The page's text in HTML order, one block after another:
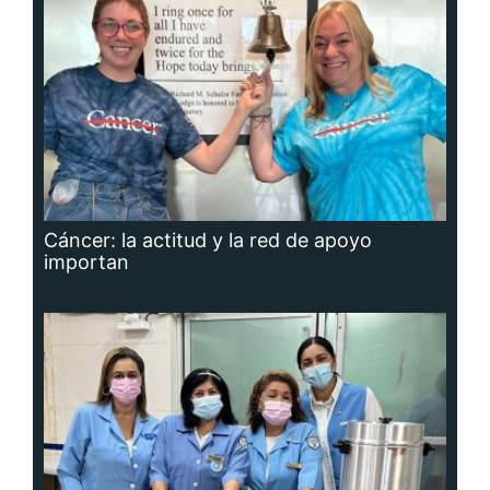
Cáncer: la actitud y la red de apoyo
importan